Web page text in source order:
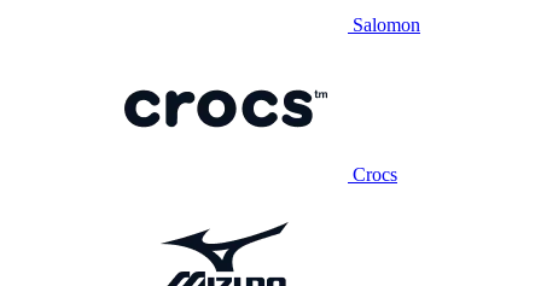
Salomon
Crocs